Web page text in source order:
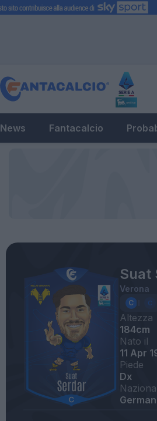
News Fantacalcio
Suat
Verona
Altezza
184cm
Nato il
11 Apr
Piede
Dx